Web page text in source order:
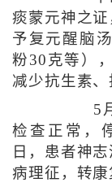
痰蒙元神之证
予复元醒脑
粉30克等）
减少抗生素、
5月
检查正常，
日，患者神
病理征，转康